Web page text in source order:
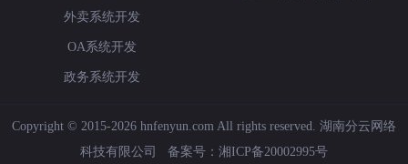
外卖系统开发
OA系统开发
政务系统开发
Copyright © 2015-2026 hnfenyun.com All rights reserved. 湖南分云网络
科技有限公司
备案号： 湘ICP备20002995号